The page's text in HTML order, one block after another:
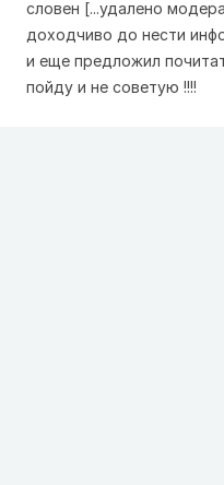
словен [...удалено
доходчиво до нести
и еще предложил
пойду и не советую !!!!